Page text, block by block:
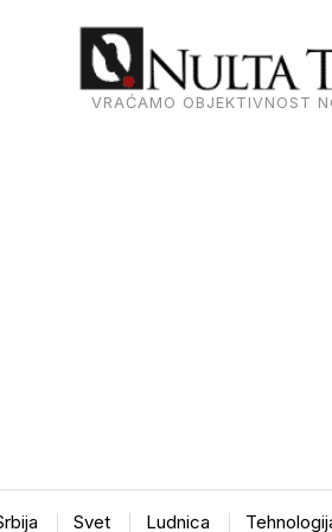
VRAĆAMO OBJEKTIVNOST
Svet Ludnica